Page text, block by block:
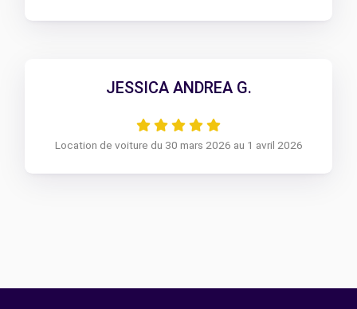
JESSICA ANDREA G.
Location de voiture du 30 mars 2026 au 1 avril 2026